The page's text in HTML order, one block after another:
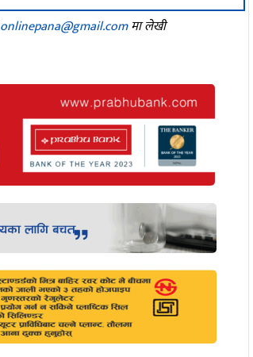
onlinepana@gmail.comमा लेखी